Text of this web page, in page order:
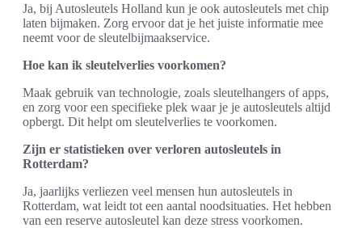
Ja, bij Autosleutels Holland kun je ook autosleutels met chip
laten bijmaken. Zorg ervoor dat je het juiste informatie mee
neemt voor de sleutelbijmaakservice.
Hoe kan ik sleutelverlies voorkomen?
Maak gebruik van technologie, zoals sleutelhangers of apps,
en zorg voor een specifieke plek waar je je autosleutels altijd
opbergt. Dit helpt om sleutelverlies te voorkomen.
Zijn er statistieken over verloren autosleutels in
Rotterdam?
Ja, jaarlijks verliezen veel mensen hun autosleutels in
Rotterdam, wat leidt tot een aantal noodsituaties. Het hebben
van een reserve autosleutel kan deze stress voorkomen.